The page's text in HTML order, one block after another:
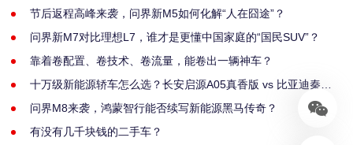
节后返程高峰来袭，问界新M5如何化解“人在囧途”？
问界新M7对比理想L7，谁才是更懂中国家庭的“国民SUV”？
靠着卷配置、卷技术、卷流量，能卷出一辆神车？
十万级新能源轿车怎么选？长安启源A05真香版 vs 比亚迪秦
问界M8来袭，鸿蒙智行能否续写新能源黑马传奇？
有没有几千块钱的二手车？